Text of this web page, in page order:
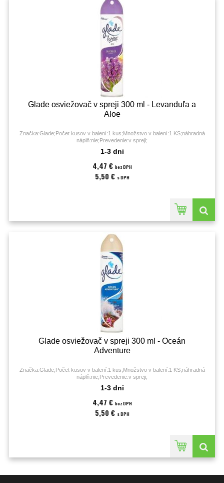
Glade osviežovač v spreji 300 ml - Levanduľa a
Aloe
Značka:Glade;Počet kusov v balení:1 kus;Množstvo v balení:1 KS;náhradná
náplň:nie;Prevedenie:v spreji;
1-3 dni
4,47 € bez DPH
5,50 € s DPH
Glade osviežovač v spreji 300 ml - Oceán
Adventure
Značka:Glade;Počet kusov v balení:1 kus;Množstvo v balení:1 KS;náhradná
náplň:nie;Prevedenie:v spreji;
1-3 dni
4,47 € bez DPH
5,50 € s DPH